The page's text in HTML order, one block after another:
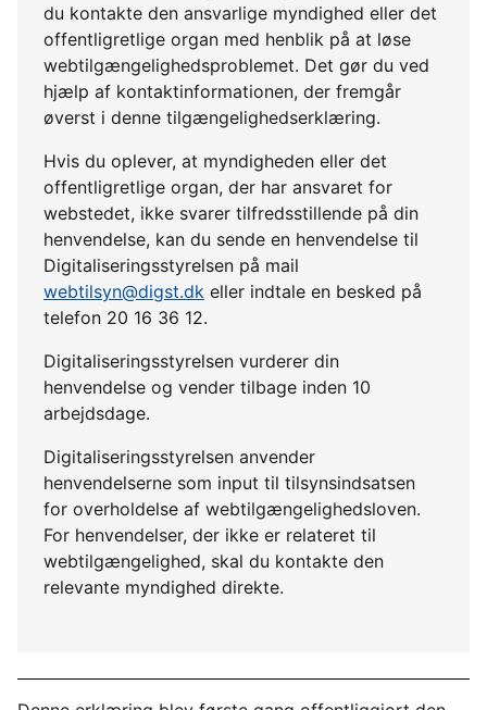
du kontakte den ansvarlige myndighed eller det
offentligretlige organ med henblik på at løse
webtilgængelighedsproblemet. Det gør du ved
hjælp af kontaktinformationen, der fremgår
øverst i denne tilgængelighedserklæring.
Hvis du oplever, at myndigheden eller det
offentligretlige organ, der har ansvaret for
webstedet, ikke svarer tilfredsstillende på din
henvendelse, kan du sende en henvendelse til
Digitaliseringsstyrelsen på mail
webtilsyn@digst.dk eller indtale en besked på
telefon 20 16 36 12.
Digitaliseringsstyrelsen vurderer din
henvendelse og vender tilbage inden 10
arbejdsdage.
Digitaliseringsstyrelsen anvender
henvendelserne som input til tilsynsindsatsen
for overholdelse af webtilgængelighedsloven.
For henvendelser, der ikke er relateret til
webtilgængelighed, skal du kontakte den
relevante myndighed direkte.